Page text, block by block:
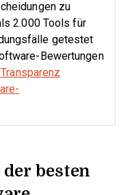
zu
2.000 Tools für
getestet
Bewertungen
besten